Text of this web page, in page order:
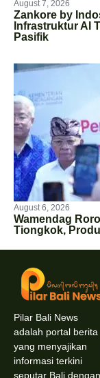
August 7, 2026
Zankore by
Infrastruktur AI
Pasifik
August 6, 2026
Wamendag
Tiongkok,
Pilar Bali News
adalah portal berita
yang menyajikan
informasi terkini
seputar Bali dengan